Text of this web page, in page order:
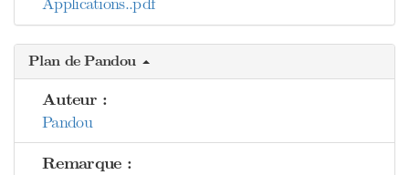
Plan de Pandou
Auteur :
Pandou
Remarque :